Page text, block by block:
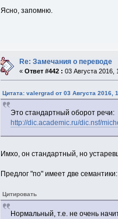
Ясно, запомню.
Re: Замечания о переводе
«Ответ #442 : 03 Августа 2016,
Цитата: valergrad от 03 Августа 2016,
Это стандартный оборот речи:
http://dic.academic.ru/dic.nsf/
Имхо, он стандартный, но
Предлог "по" имеет две
Цитировать
Нормальный, т.е. не очень